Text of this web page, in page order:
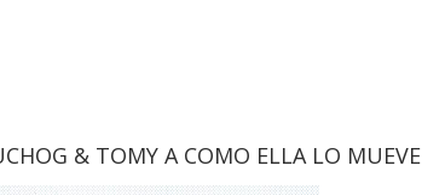
& TOMY A COMO ELLA LO MUEVE